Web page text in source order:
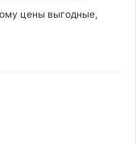
цены выгодные,